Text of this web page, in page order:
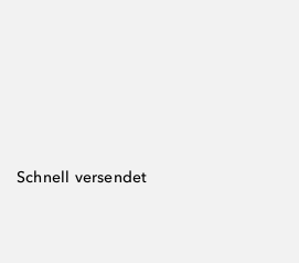
Schnell versendet